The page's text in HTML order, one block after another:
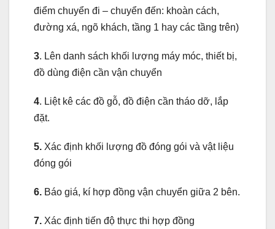
điểm chuyển đi – chuyển đến: khoàn cách,
đường xá, ngõ khách, tầng 1 hay các tầng trên)
3. Lên danh sách khối lượng máy móc, thiết bị,
đồ dùng điện cần vận chuyển
4. Liệt kê các đồ gỗ, đồ điện cần tháo dỡ, lắp
đặt.
5. Xác định khối lượng đồ đóng gói và vật liệu
đóng gói
6. Báo giá, kí hợp đồng vận chuyển giữa 2 bên.
7. Xác định tiến độ thực thi hợp đồng